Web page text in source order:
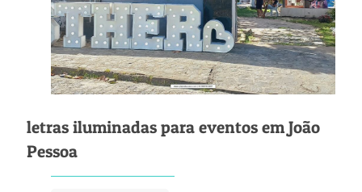
letras iluminadas para eventos em João
Pessoa